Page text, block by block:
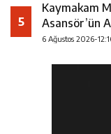
5
Kaymakam
Asansör’ün
6 Ağustos 2026-